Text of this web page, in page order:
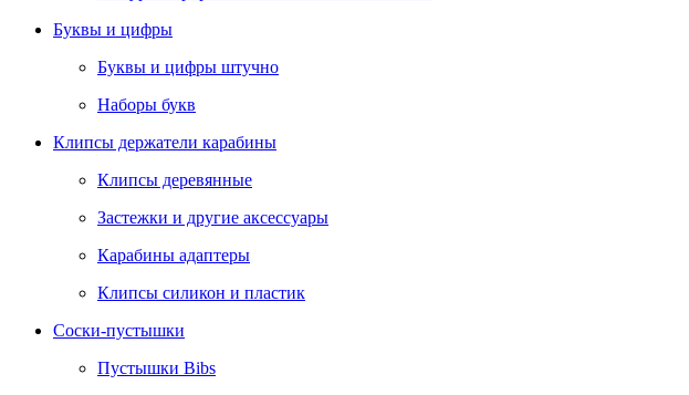
Буквы и цифры
Буквы и цифры штучно
Наборы букв
Клипсы держатели карабины
Клипсы деревянные
Застежки и другие аксессуары
Карабины адаптеры
Клипсы силикон и пластик
Соски-пустышки
Пустышки Bibs